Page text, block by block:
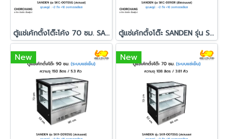
ตู้แช่เค้กตั้งโต๊ะโค้ง 70 ซม. SANDEN รุ่น SKC-0070SG ตู้แช่เค้กตั้งโต๊ะ SANDEN รุ่น SKC-0090R
New New